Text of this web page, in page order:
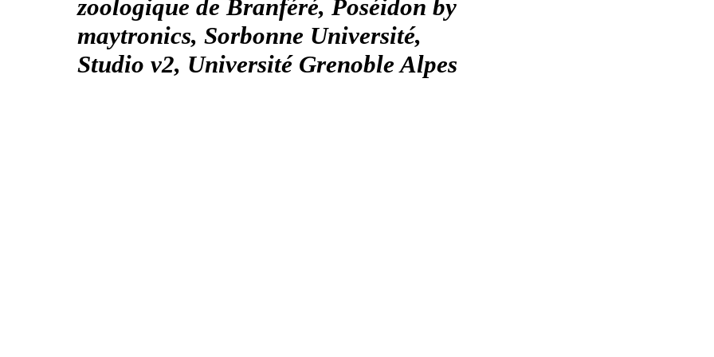
zoologique de Branféré, Poséidon by
maytronics, Sorbonne Université,
Studio v2, Université Grenoble Alpes